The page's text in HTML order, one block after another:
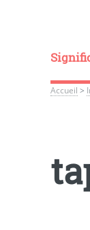
Accueil >